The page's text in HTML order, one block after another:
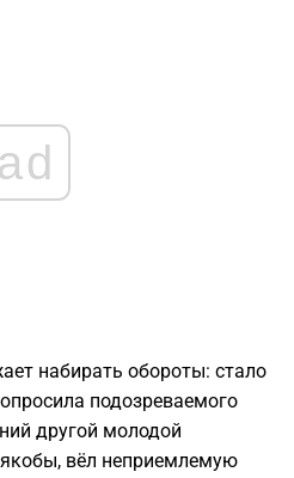
ad
набирать обороты: стало
подозреваемого
другой молодой
вёл неприемлемую